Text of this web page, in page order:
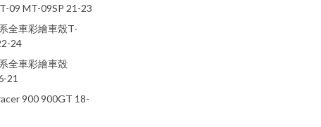
09 MT-09SP 21-23
全車彩繪車殼T-
24
全車彩繪車殼
21
900 900GT 18-